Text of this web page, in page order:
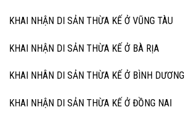
KHAI NHẬN DI SẢN THỪA KẾ Ở VŨNG TÀU
KHAI NHẬN DI SẢN THỪA KẾ Ở BÀ RỊA
KHAI NHÂN DI SẢN THỪA KẾ Ở BÌNH DƯƠNG
KHAI NHẬN DI SẢN THỪA KẾ Ở ĐỒNG NAI